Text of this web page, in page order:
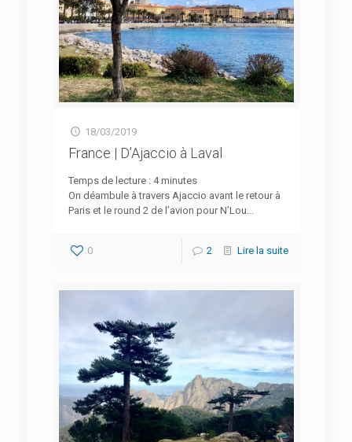
18/03/2019
France | D’Ajaccio à Laval
Temps de lecture : 4 minutes
On déambule à travers Ajaccio avant le retour à
Paris et le round 2 de l’avion pour N’Lou...
0 2 Lire la suite